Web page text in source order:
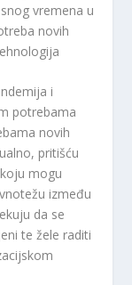
vremena u
novih
i
potrebama
novih
pritišću
mogu
između
da se
te žele raditi